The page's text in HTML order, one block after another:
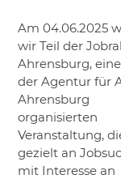
Am 04.06.2025
wir Teil der
Ahrensburg,
der Agentur für
Ahrensburg
organisierten
Veranstaltung,
gezielt an
mit Interesse an